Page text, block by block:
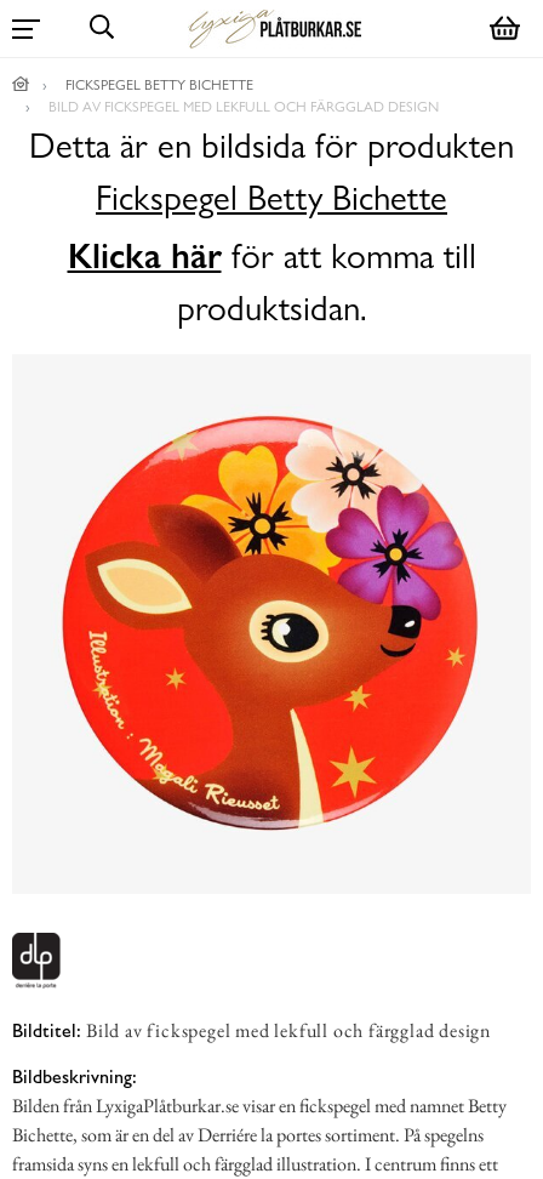
FICKSPEGEL BETTY BICHETTE
BILD AV FICKSPEGEL MED LEKFULL OCH FÄRGGLAD DESIGN
Detta är en bildsida för produkten
Fickspegel Betty Bichette
Klicka härför att komma till
produktsidan.
Bildtitel: Bild av fickspegel med lekfull och färgglad design
Bildbeskrivning:
Bilden från LyxigaPlåtburkar.se visar en fickspegel med namnet Betty
Bichette, som är en del av Derriére la portes sortiment. På spegelns
framsida syns en lekfull och färgglad illustration. I centrum finns ett